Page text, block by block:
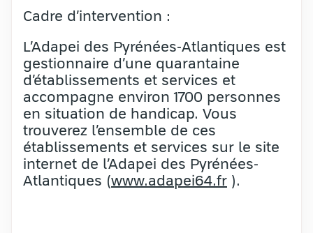
Cadre d’intervention :
L’Adapei des Pyrénées-Atlantiques est
gestionnaire d’une quarantaine
d’établissements et services et
accompagne environ 1700 personnes
en situation de handicap. Vous
trouverez l’ensemble de ces
établissements et services sur le site
internet de l’Adapei des Pyrénées-
Atlantiques (www.adapei64.fr ).